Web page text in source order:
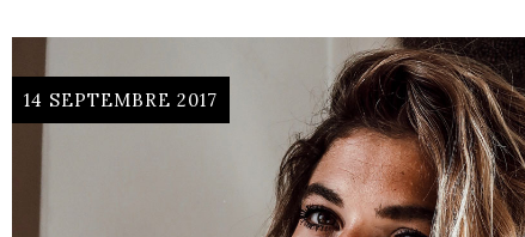
14 SEPTEMBRE 2017